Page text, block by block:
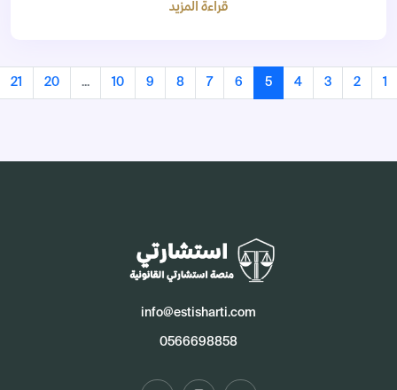
قراءة المزيد
1
2
3
4
5
6
7
8
9
10
...
20
21
info@estisharti.com
0566698858